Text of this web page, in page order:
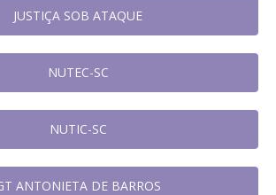
JUSTIÇA SOB ATAQUE
NUTEC-SC
NUTIC-SC
ANTONIETA DE BARROS